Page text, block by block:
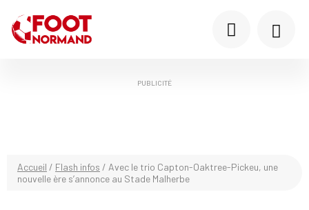
PUBLICITÉ
Accueil / Flash infos / Avec le trio Capton-Oaktree-Pickeu, une
nouvelle ère s’annonce au Stade Malherbe